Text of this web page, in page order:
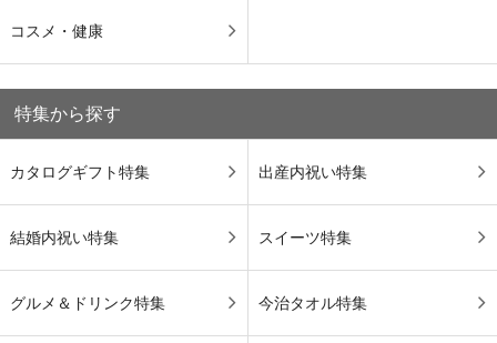
コスメ・健康
特集から探す
カタログギフト特集 出産内祝い特集
結婚内祝い特集 スイーツ特集
グルメ＆ドリンク特集 今治タオル特集